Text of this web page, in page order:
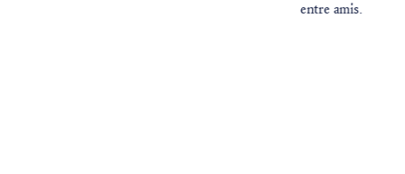
entre amis.